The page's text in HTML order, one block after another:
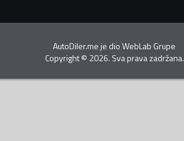
AutoDiler.me je dioWebLab Grupe
Copyright© 2026. Sva prava zadržana.